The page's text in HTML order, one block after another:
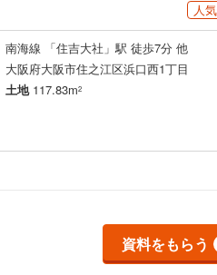
人
南海線 「住吉大社」駅 徒歩7分 他
大阪府大阪市住之江区浜口西1丁目
土地117.83m2
資料をもらう
京都丹後鉄道宮豊